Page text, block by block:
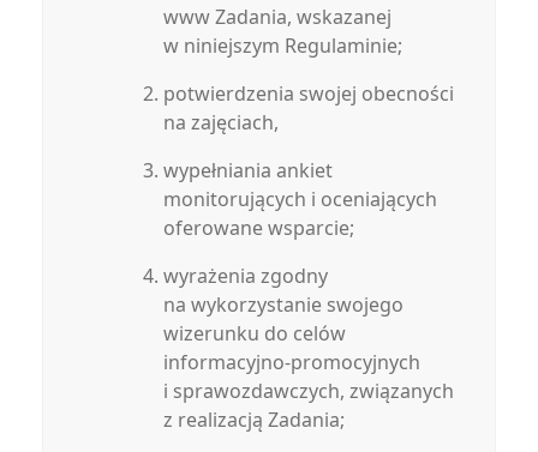
www Zadania, wskazanej
w niniejszym Regulaminie;
potwierdzenia swojej obecności
na zajęciach,
wypełniania ankiet
monitorujących i oceniających
oferowane wsparcie;
wyrażenia zgodny
na wykorzystanie swojego
wizerunku do celów
informacyjno-promocyjnych
i sprawozdawczych, związanych
z realizacją Zadania;